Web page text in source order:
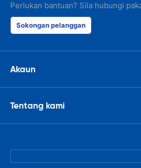
Perlukan bantuan? Sila hubungi
Sokongan pelanggan
Akaun
Tentang kami